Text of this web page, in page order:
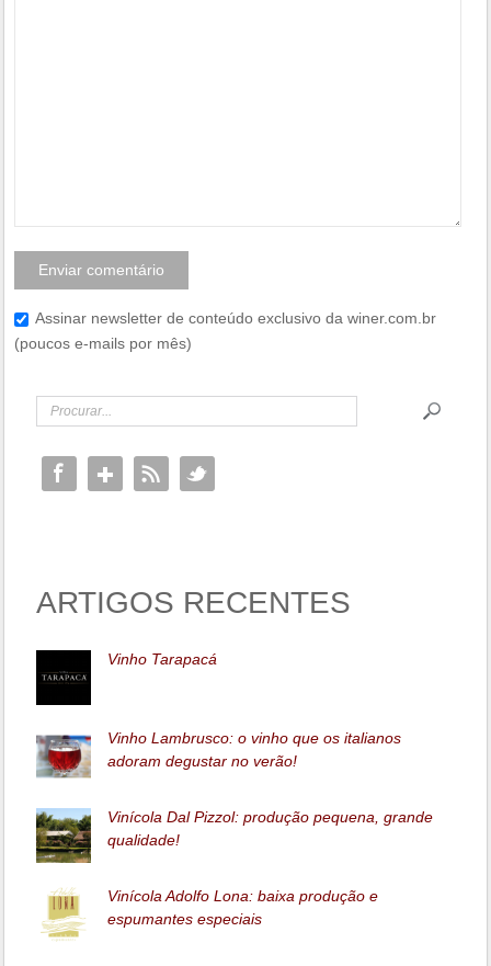
Assinar newsletter de conteúdo exclusivo da winer.com.br
(poucos e-mails por mês)
ARTIGOS RECENTES
Vinho Tarapacá
Vinho Lambrusco: o vinho que os italianos
adoram degustar no verão!
Vinícola Dal Pizzol: produção pequena, grande
qualidade!
Vinícola Adolfo Lona: baixa produção e
espumantes especiais